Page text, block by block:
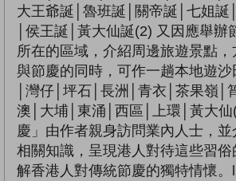
大王爺誕│魯班誕│關帝誕│七姐誕
│侯王誕│黃大仙誕(2) 又因應舉辦
所在的區域，介紹周邊旅遊景點
與節慶的同時，可作一趟本地遊
│灣仔│坪石│長洲│青衣│茶果嶺│
澳│大埔│東涌│西區│上環│黃大仙
慶」由作者親身訪問業內人士，
相關知識，呈現港人對待這些習俗
解香港人對傳統節慶的獨特情懷